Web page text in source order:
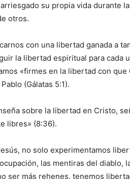
su propia vida durante
otros.
con una libertad ganada a
la libertad espiritual para cada
«firmes en la libertad con
(Gálatas 5:1).
sobre la libertad en Cristo,
libres» (8:36).
no solo experimentamos
las mentiras del diablo,
ser más rehenes, tenemos